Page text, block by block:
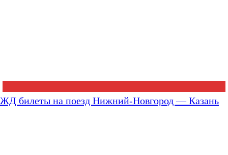
ЖД билеты на поезд Нижний-Новгород — Казань